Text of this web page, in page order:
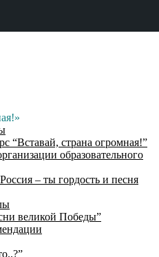
“Вставай, страна огромная!”
образовательного
– ты гордость и песня
великой Победы”